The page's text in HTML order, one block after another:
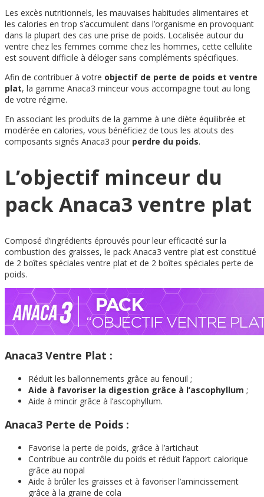
Les excès nutritionnels, les mauvaises habitudes alimentaires et
les calories en trop s’accumulent dans l’organisme en provoquant
dans la plupart des cas une prise de poids. Localisée autour du
ventre chez les femmes comme chez les hommes, cette cellulite
est souvent difficile à déloger sans compléments spécifiques.
Afin de contribuer à votre objectif de perte de poids et ventre
plat, la gamme Anaca3 minceur vous accompagne tout au long
de votre régime.
En associant les produits de la gamme à une diète équilibrée et
modérée en calories, vous bénéficiez de tous les atouts des
composants signés Anaca3 pour perdre du poids.
L’objectif minceur du
pack Anaca3 ventre plat
Composé d’ingrédients éprouvés pour leur efficacité sur la
combustion des graisses, le pack Anaca3 ventre plat est constitué
de 2 boîtes spéciales ventre plat et de 2 boîtes spéciales perte de
poids.
Anaca3 Ventre Plat :
Réduit les ballonnements grâce au fenouil ;
Aide à favoriser la digestion grâce à l’ascophyllum ;
Aide à mincir grâce à l’ascophyllum.
Anaca3 Perte de Poids :
Favorise la perte de poids, grâce à l’artichaut
Contribue au contrôle du poids et réduit l’apport calorique
grâce au nopal
Aide à brûler les graisses et à favoriser l’amincissement
grâce à la graine de cola